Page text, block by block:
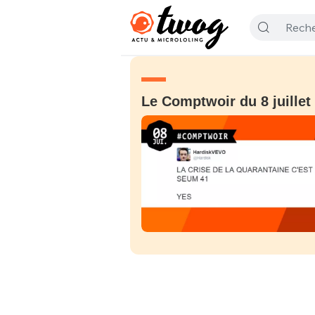
Le Comptwoir du 8 juillet